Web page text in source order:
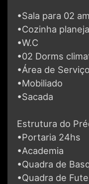
•Sala para 02
•Cozinha
•W.C
•02 Dorms
•Área de
•Mobiliado
•Sacada
Estrutura do
•Portaria 24hs
•Academia
•Quadra de
•Quadra de